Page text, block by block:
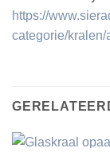
https://
categorie/kralen/